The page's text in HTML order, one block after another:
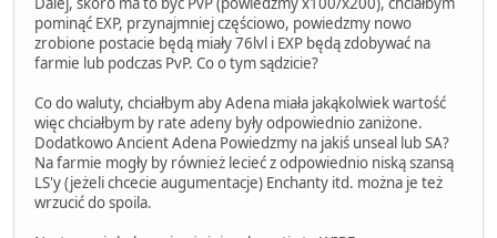
pominąć EXP, przynajmniej częściowo, powiedzmy nowo
zrobione postacie będą miały 76lvl i EXP będą zdobywać na
farmie lub podczas PvP. Co o tym sądzicie?
Co do waluty, chciałbym aby Adena miała jakąkolwiek wartość
więc chciałbym by rate adeny były odpowiednio zaniżone.
Dodatkowo Ancient Adena Powiedzmy na jakiś unseal lub SA?
Na farmie mogły by również lecieć z odpowiednio niską szansą
LS'y (jeżeli chcecie augumentacje) Enchanty itd. można je też
wrzucić do spoila.